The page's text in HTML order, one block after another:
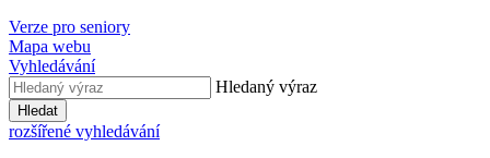
Verze pro seniory
Mapa webu
Vyhledávání
Hledaný výraz
Hledat
rozšířené vyhledávání